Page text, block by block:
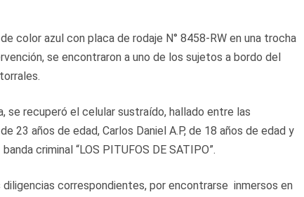
color azul con placa de rodaje N° 8458-RW en una trocha
se encontraron a uno de los sujetos a bordo del
se recuperó el celular sustraído, hallado entre las
23 años de edad, Carlos Daniel A.P, de 18 años de edad y
criminal “LOS PITUFOS DE SATIPO”.
correspondientes, por encontrarse inmersos en